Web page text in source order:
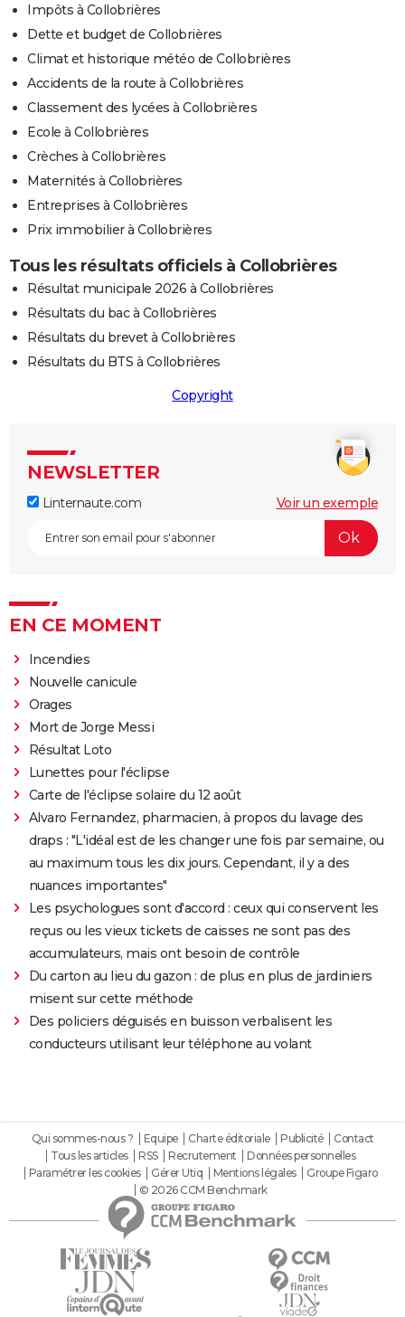
Impôts à Collobrières
Dette et budget de Collobrières
Climat et historique météo de Collobrières
Accidents de la route à Collobrières
Classement des lycées à Collobrières
Ecole à Collobrières
Crèches à Collobrières
Maternités à Collobrières
Entreprises à Collobrières
Prix immobilier à Collobrières
Tous les résultats officiels à Collobrières
Résultat municipale 2026 à Collobrières
Résultats du bac à Collobrières
Résultats du brevet à Collobrières
Résultats du BTS à Collobrières
Copyright
NEWSLETTER
Linternaute.com Voir un exemple
EN CE MOMENT
Incendies
Nouvelle canicule
Orages
Mort de Jorge Messi
Résultat Loto
Lunettes pour l'éclipse
Carte de l'éclipse solaire du 12 août
Alvaro Fernandez, pharmacien, à propos du lavage des
draps : "L'idéal est de les changer une fois par semaine, ou
au maximum tous les dix jours. Cependant, il y a des
nuances importantes"
Les psychologues sont d'accord : ceux qui conservent les
reçus ou les vieux tickets de caisses ne sont pas des
accumulateurs, mais ont besoin de contrôle
Du carton au lieu du gazon : de plus en plus de jardiniers
misent sur cette méthode
Des policiers déguisés en buisson verbalisent les
conducteurs utilisant leur téléphone au volant
Qui sommes-nous ? Equipe Charte éditoriale Publicité
Contact
Tous les articles
RSS Recrutement
Données personnelles
Paramétrer les cookies
Gérer Utiq Mentions légales
Groupe Figaro
© 2026 CCM Benchmark